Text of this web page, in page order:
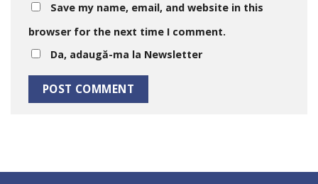
Save my name, email, and website in this
browser for the next time I comment.
Da, adaugă-ma la Newsletter